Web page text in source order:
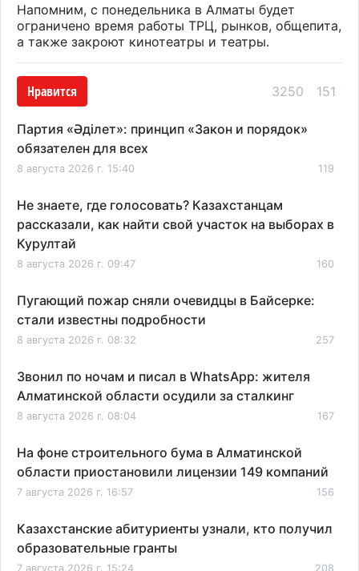
Напомним, с понедельника в Алматы будет
ограничено время работы ТРЦ, рынков, общепита,
а также закроют кинотеатры и театры.
Нравится 3250 151
Партия «Әділет»: принцип «Закон и порядок»
обязателен для всех
8 августа 2026 г. 15:40 119
Не знаете, где голосовать? Казахстанцам
рассказали, как найти свой участок на выборах в
Курултай
8 августа 2026 г. 09:47 160
Пугающий пожар сняли очевидцы в Байсерке:
стали известны подробности
8 августа 2026 г. 08:32 257
Звонил по ночам и писал в WhatsApp: жителя
Алматинской области осудили за сталкинг
8 августа 2026 г. 08:04 167
На фоне строительного бума в Алматинской
области приостановили лицензии 149 компаний
7 августа 2026 г. 16:57 156
Казахстанские абитуриенты узнали, кто получил
образовательные гранты
7 августа 2026 г. 15:24 208